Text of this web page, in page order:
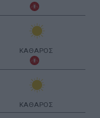
ΚΑΘΑΡΟΣ
ΚΑΘΑΡΟΣ